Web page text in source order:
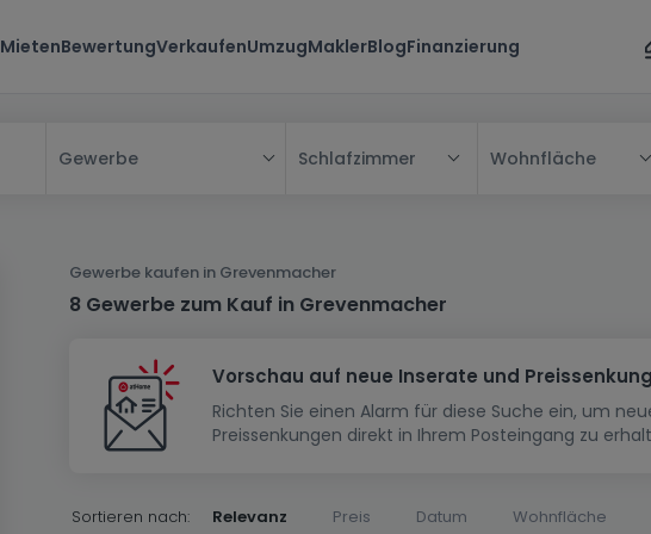
MietenBewertungVerkaufenUmzugMaklerBlogFinanzierung
Gewerbe
Haus
Reihenhaus
Doppelhaushälfte
Herrenhaus
Wohnung
Schlafzimmer
1-Zimmer-Apartment
Maisonnette
Wohnanlage
Wohnsiedlung
Haus bauen
Musterhaus
Renditeobjekt
Garage - Parkplatz
Schlafzimmer Wohnfläche
Gewerbe kaufen in Grevenmacher
8 Gewerbe zum Kauf in Grevenmacher
Vorschau auf neue Inserate und
Richten Sie einen Alarm für diese Suche ein, um
Preissenkungen direkt in Ihrem Posteingang zu
Sortieren nach: Relevanz Preis Datum Wohnfläche